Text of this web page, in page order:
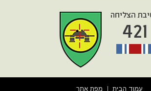
עמוד הבית מפת אתר